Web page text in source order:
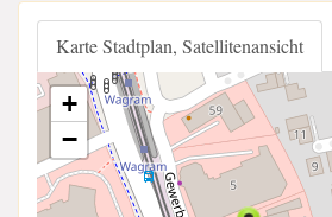
Karte Stadtplan, Satellitenansicht
+
−